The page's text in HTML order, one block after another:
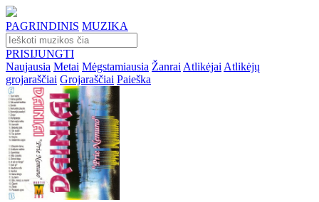
PAGRINDINIS MUZIKA
PRISIJUNGTI
Naujausia Metai Mėgstamiausia Žanrai Atlikėjai Atlikėjų
grojaraščiai Grojaraščiai Paieška